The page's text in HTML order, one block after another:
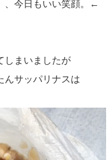
、今日もいい笑顔。←
しまいましたが
んサッパリナスは